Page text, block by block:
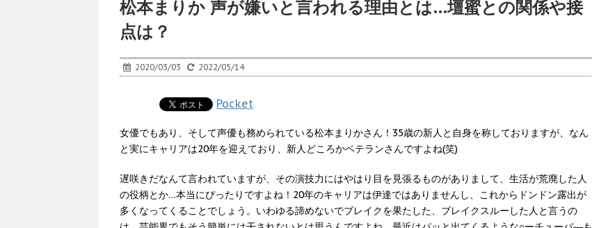
松本まりか 声が嫌いと言われる理由とは…壇蜜との関係や接
点は？
2020/03/03 2022/05/14
Pocket
女優でもあり、そして声優も務められている松本まりかさん！35歳の新人と自身を称しておりますが、なん
と実にキャリアは20年を迎えており、新人どころかベテランさんですよね(笑)
遅咲きだなんて言われていますが、その演技力にはやはり目を見張るものがありまして、生活が荒廃した人
の役柄とか…本当にぴったりですよね！20年のキャリアは伊達ではありませんし、これからドンドン露出が
多くなってくることでしょう。いわゆる諦めないでブレイクを果たした、ブレイクスルーした人と言うの